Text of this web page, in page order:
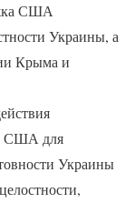
США
Украины, а
Крыма и
США для
Украины